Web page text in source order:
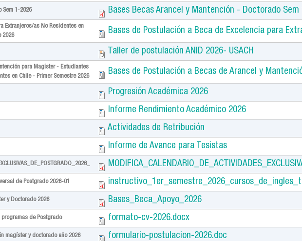
Sem 1-2026 Bases Becas Arancel y Mantención - Doctorado Sem
Extranjeros/as No Residentes en
2026
Bases de Postulación a Beca de Excelencia para
Taller de postulación ANID 2026- USACH
para Magíster - Estudiantes
en Chile - Primer Semestre 2026
Bases de Postulación a Becas de Arancel y
Progresión Académica 2026
Informe Rendimiento Académico 2026
Actividades de Retribución
Informe de Avance para Tesistas
de Postgrado 2026-01
y Doctorado 2026 Bases_Beca_Apoyo_2026
de Postgrado formato-cv-2026.docx
magíster y doctorado año 2026 formulario-postulacion-2026.doc